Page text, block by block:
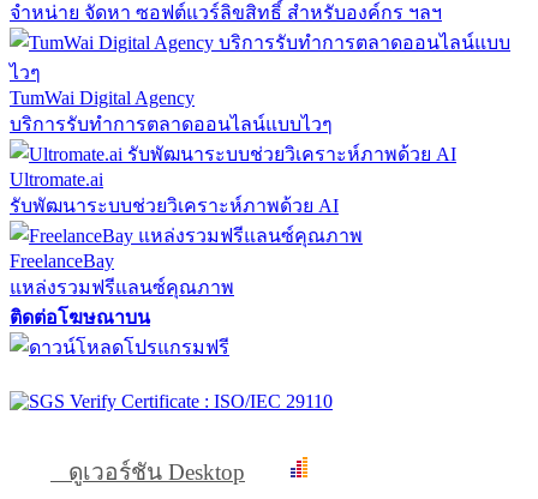
จำหน่าย จัดหา ซอฟต์แวร์ลิขสิทธิ์ สำหรับองค์กร ฯลฯ
TumWai Digital Agency
บริการรับทำการตลาดออนไลน์แบบไวๆ
Ultromate.ai
รับพัฒนาระบบช่วยวิเคราะห์ภาพด้วย AI
FreelanceBay
แหล่งรวมฟรีแลนซ์คุณภาพ
ติดต่อโฆษณาบน
ดูเวอร์ชัน Desktop